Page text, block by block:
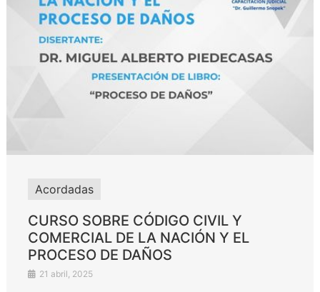
Acordadas
CURSO SOBRE CÓDIGO CIVIL Y
COMERCIAL DE LA NACIÓN Y EL
PROCESO DE DAÑOS
21 abril, 2025